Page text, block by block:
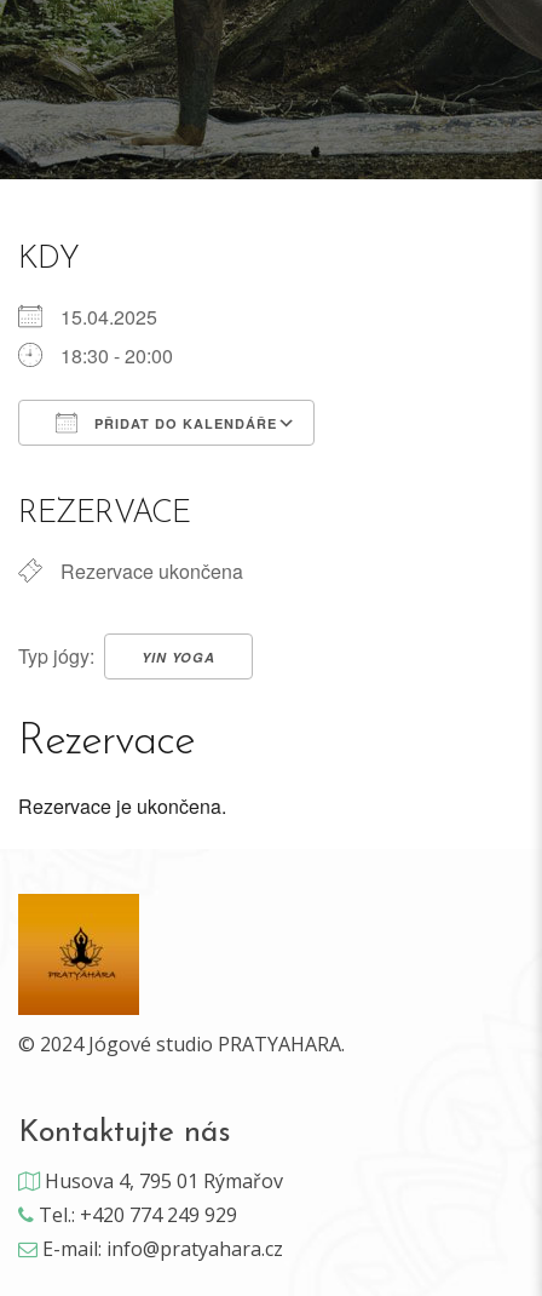
KDY
15.04.2025
18:30 - 20:00
PŘIDAT DO KALENDÁŘE
REZERVACE
Rezervace ukončena
Typ jógy: YIN YOGA
Rezervace
Rezervace je ukončena.
© 2024 Jógové studio PRATYAHARA.
Kontaktujte nás
Husova 4, 795 01 Rýmařov
Tel.: +420 774 249 929
E-mail: info@pratyahara.cz